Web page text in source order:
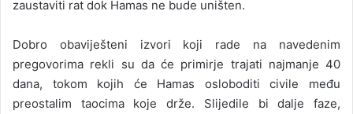
zaustaviti rat dok Hamas ne bude uništen.
Dobro obaviješteni izvori koji rade na navedenim
pregovorima rekli su da će primirje trajati najmanje 40
dana, tokom kojih će Hamas osloboditi civile među
preostalim taocima koje drže. Slijedile bi dalje faze,